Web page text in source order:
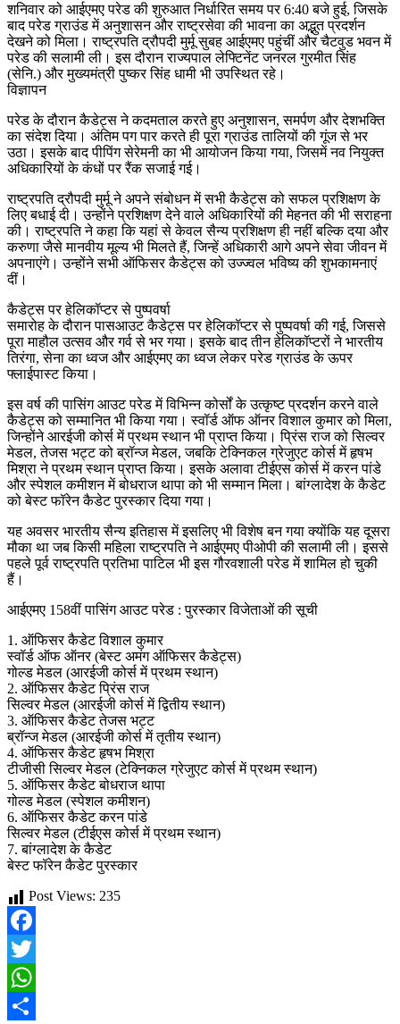
शनिवार को आईएमए परेड की शुरुआत निर्धारित समय पर 6:40 बजे हुई, जिसके
बाद परेड ग्राउंड में अनुशासन और राष्ट्रसेवा की भावना का अद्भुत प्रदर्शन
देखने को मिला। राष्ट्रपति द्रौपदी मुर्मू सुबह आईएमए पहुंचीं और चैटवुड भवन में
परेड की सलामी ली। इस दौरान राज्यपाल लेफ्टिनेंट जनरल गुरमीत सिंह
(सेनि.) और मुख्यमंत्री पुष्कर सिंह धामी भी उपस्थित रहे।
विज्ञापन
परेड के दौरान कैडेट्स ने कदमताल करते हुए अनुशासन, समर्पण और देशभक्ति
का संदेश दिया। अंतिम पग पार करते ही पूरा ग्राउंड तालियों की गूंज से भर
उठा। इसके बाद पीपिंग सेरेमनी का भी आयोजन किया गया, जिसमें नव नियुक्त
अधिकारियों के कंधों पर रैंक सजाई गई।
राष्ट्रपति द्रौपदी मुर्मू ने अपने संबोधन में सभी कैडेट्स को सफल प्रशिक्षण के
लिए बधाई दी। उन्होंने प्रशिक्षण देने वाले अधिकारियों की मेहनत की भी सराहना
की। राष्ट्रपति ने कहा कि यहां से केवल सैन्य प्रशिक्षण ही नहीं बल्कि दया और
करुणा जैसे मानवीय मूल्य भी मिलते हैं, जिन्हें अधिकारी आगे अपने सेवा जीवन में
अपनाएंगे। उन्होंने सभी ऑफिसर कैडेट्स को उज्ज्वल भविष्य की शुभकामनाएं
दीं।
कैडेट्स पर हेलिकॉप्टर से पुष्पवर्षा
समारोह के दौरान पासआउट कैडेट्स पर हेलिकॉप्टर से पुष्पवर्षा की गई, जिससे
पूरा माहौल उत्सव और गर्व से भर गया। इसके बाद तीन हेलिकॉप्टरों ने भारतीय
तिरंगा, सेना का ध्वज और आईएमए का ध्वज लेकर परेड ग्राउंड के ऊपर
फ्लाईपास्ट किया।
इस वर्ष की पासिंग आउट परेड में विभिन्न कोर्सों के उत्कृष्ट प्रदर्शन करने वाले
कैडेट्स को सम्मानित भी किया गया। स्वॉर्ड ऑफ ऑनर विशाल कुमार को मिला,
जिन्होंने आरईजी कोर्स में प्रथम स्थान भी प्राप्त किया। प्रिंस राज को सिल्वर
मेडल, तेजस भट्ट को ब्रॉन्ज मेडल, जबकि टेक्निकल ग्रेजुएट कोर्स में हृषभ
मिश्रा ने प्रथम स्थान प्राप्त किया। इसके अलावा टीईएस कोर्स में करन पांडे
और स्पेशल कमीशन में बोधराज थापा को भी सम्मान मिला। बांग्लादेश के कैडेट
को बेस्ट फॉरेन कैडेट पुरस्कार दिया गया।
यह अवसर भारतीय सैन्य इतिहास में इसलिए भी विशेष बन गया क्योंकि यह दूसरा
मौका था जब किसी महिला राष्ट्रपति ने आईएमए पीओपी की सलामी ली। इससे
पहले पूर्व राष्ट्रपति प्रतिभा पाटिल भी इस गौरवशाली परेड में शामिल हो चुकी
हैं।
आईएमए 158वीं पासिंग आउट परेड : पुरस्कार विजेताओं की सूची
1. ऑफिसर कैडेट विशाल कुमार
स्वॉर्ड ऑफ ऑनर (बेस्ट अमंग ऑफिसर कैडेट्स)
गोल्ड मेडल (आरईजी कोर्स में प्रथम स्थान)
2. ऑफिसर कैडेट प्रिंस राज
सिल्वर मेडल (आरईजी कोर्स में द्वितीय स्थान)
3. ऑफिसर कैडेट तेजस भट्ट
ब्रॉन्ज मेडल (आरईजी कोर्स में तृतीय स्थान)
4. ऑफिसर कैडेट हृषभ मिश्रा
टीजीसी सिल्वर मेडल (टेक्निकल ग्रेजुएट कोर्स में प्रथम स्थान)
5. ऑफिसर कैडेट बोधराज थापा
गोल्ड मेडल (स्पेशल कमीशन)
6. ऑफिसर कैडेट करन पांडे
सिल्वर मेडल (टीईएस कोर्स में प्रथम स्थान)
7. बांग्लादेश के कैडेट
बेस्ट फॉरेन कैडेट पुरस्कार
Post Views: 235
Facebook
Twitter
WhatsApp